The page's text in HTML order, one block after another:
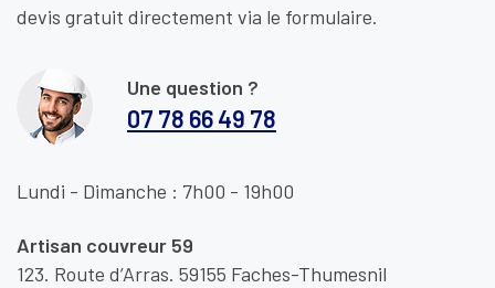
devis gratuit directement via le formulaire.
Une question ?
07 78 66 49 78
Lundi - Dimanche : 7h00 - 19h00
Artisan couvreur 59
123. Route d’Arras. 59155 Faches-Thumesnil